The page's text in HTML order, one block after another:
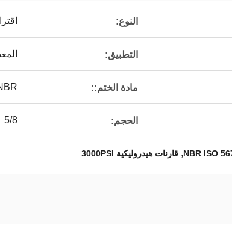
النوع:
التطبيق:
مادة الختم::
الحجم: 5/8
, قارنات هيدروليكية 3000PSI